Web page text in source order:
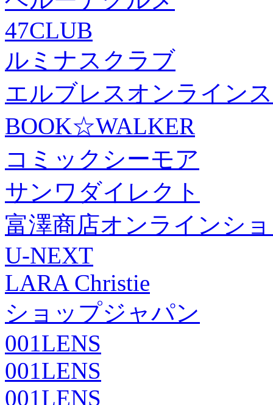
47CLUB
ルミナスクラブ
エルブレスオンライン
BOOK☆WALKER
コミックシーモア
サンワダイレクト
富澤商店オンラインシ
U-NEXT
LARA Christie
ショップジャパン
001LENS
001LENS
001LENS